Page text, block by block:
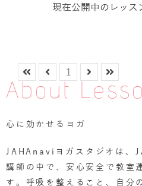
現在公開中のレッス
1
About
心に効かせるヨガ
JAHAnaviヨガスタジオは、
講師の中で、安心安全で教室
す。呼吸を整えること、自分